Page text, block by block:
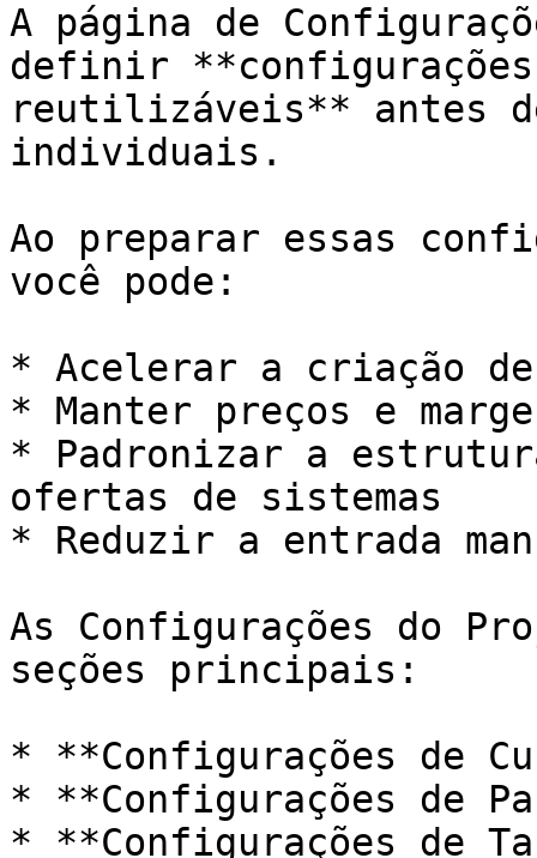
A página de
definir
reutilizáveis** antes
individuais.
Ao preparar essas
você pode:
* Acelerar a criação
* Manter preços e
* Padronizar a
ofertas de sistemas
* Reduzir a entrada
As Configurações do
seções principais:
* **Configurações de
* **Configurações de
* **Configurações de